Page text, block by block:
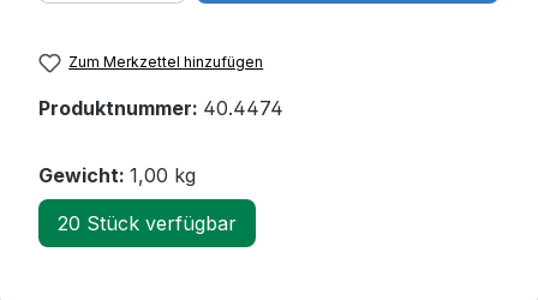
Zum Merkzettel hinzufügen
Produktnummer: 40.4474
Gewicht: 1,00 kg
20 Stück verfügbar